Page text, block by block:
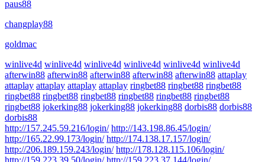
paus88
changplay88
goldmac
winlive4d winlive4d winlive4d winlive4d winlive4d winlive4d
afterwin88 afterwin88 afterwin88 afterwin88 afterwin88 attaplay
attaplay attaplay attaplay attaplay ringbet88 ringbet88 ringbet88
ringbet88 ringbet88 ringbet88 ringbet88 ringbet88 ringbet88
ringbet88 jokerking88 jokerking88 jokerking88 dorbis88 dorbis88
dorbis88
http://157.245.59.216/login/ http://143.198.86.45/login/
http://165.22.99.173/login/ http://174.138.17.157/login/
http://206.189.159.243/login/ http://178.128.115.106/login/